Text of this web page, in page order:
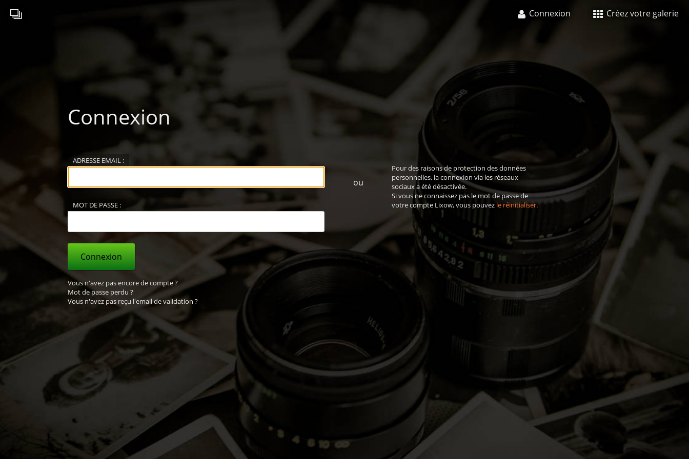
Connexion Créez votre galerie
Connexion
ADRESSE EMAIL :
MOT DE PASSE :
Connexion
Vous n'avez pas encore de compte ?
Mot de passe perdu ?
Vous n'avez pas reçu l'email de validation ?
ou
Pour des raisons de protection des données
personnelles, la connexion via les réseaux
sociaux a été désactivée.
Si vous ne connaissez pas le mot de passe de
votre compte Lixow, vous pouvez le réinitialiser.